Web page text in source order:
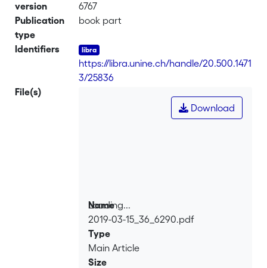
version
6767
Publication
type
book part
Identifiers
https://libra.unine.ch/handle/20.500.1471
3/25836
File(s)
Loading...
Loading...
Download
Name
2019-03-15_36_6290.pdf
Type
Main Article
Size